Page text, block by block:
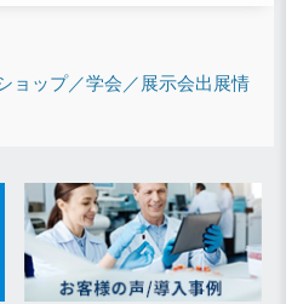
ョップ／学会／展示会出展情